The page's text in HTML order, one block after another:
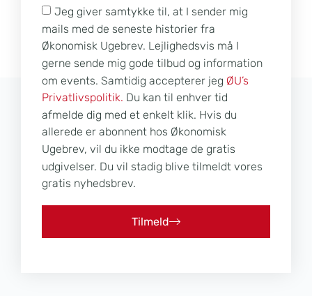
Jeg giver samtykke til, at I sender mig
mails med de seneste historier fra
Økonomisk Ugebrev. Lejlighedsvis må I
gerne sende mig gode tilbud og information
om events. Samtidig accepterer jeg ØU’s
Privatlivspolitik. Du kan til enhver tid
afmelde dig med et enkelt klik. Hvis du
allerede er abonnent hos Økonomisk
Ugebrev, vil du ikke modtage de gratis
udgivelser. Du vil stadig blive tilmeldt vores
gratis nyhedsbrev.
Tilmeld